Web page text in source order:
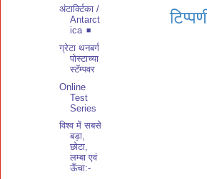
अंटार्क्टिका /
Antarct
ica ◾️
ग्रेटा थनबर्ग
पोस्टाच्या
स्टॅम्पवर
Online
Test
Series
विश्व में सबसे
बड़ा,
छोटा,
लम्बा एवं
ऊँचा:-